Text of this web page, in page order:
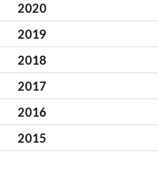
2020
2019
2018
2017
2016
2015